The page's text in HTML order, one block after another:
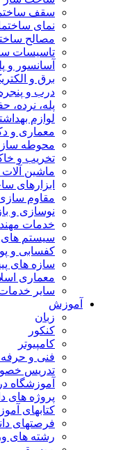
سقف
نمای
مصالح
تاسیسات
آسانسور و
برق و
درب و
پله، نرده،
لوازم
معماری و
محوطه
تخریب و
ماشین
ابزارهای
مقاوم
نوسازی و
خدمات
سیستم های
کفسابی و
سازه های
معماری
سایر
آموزش
زبان
کنکور
کامپیوتر
فنی و
تدریس
آموزشگاه
پروژه های
کتابهای
فرصتهای
رشته های